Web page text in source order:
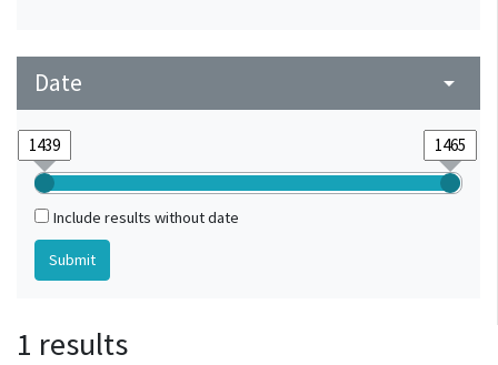
Date arrow_drop_down
Include results without date
1 results